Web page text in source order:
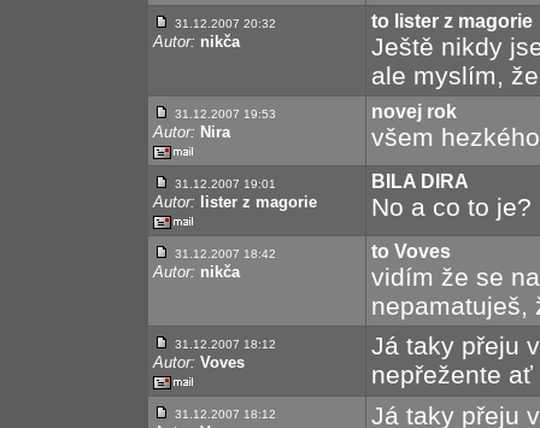
31.12.2007 20:32
Autor: nikča
to lister z magorie
Ještě nikdy
ale myslím,
31.12.2007 19:53
Autor: Nira
novej rok
všem
31.12.2007 19:01
Autor: lister z magorie
BILA DIRA
No a co to je?
31.12.2007 18:42
Autor: nikča
to Voves
vidím že se
nepamatuješ,
31.12.2007 18:12
Autor: Voves
Já taky přeju
nepřežente
31.12.2007 18:12
Já taky přeju